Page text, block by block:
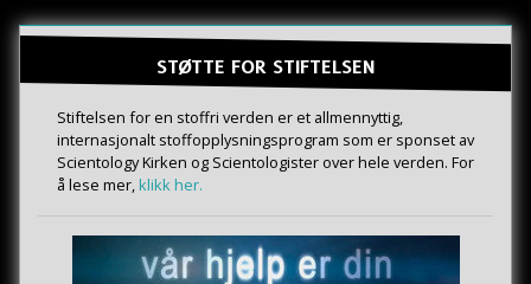
STØTTE FOR STIFTELSEN
Stiftelsen for en stoffri verden er et allmennyttig,
internasjonalt stoffopplysningsprogram som er sponset av
Scientology Kirken og Scientologister over hele verden. For
å lese mer,klikk her.